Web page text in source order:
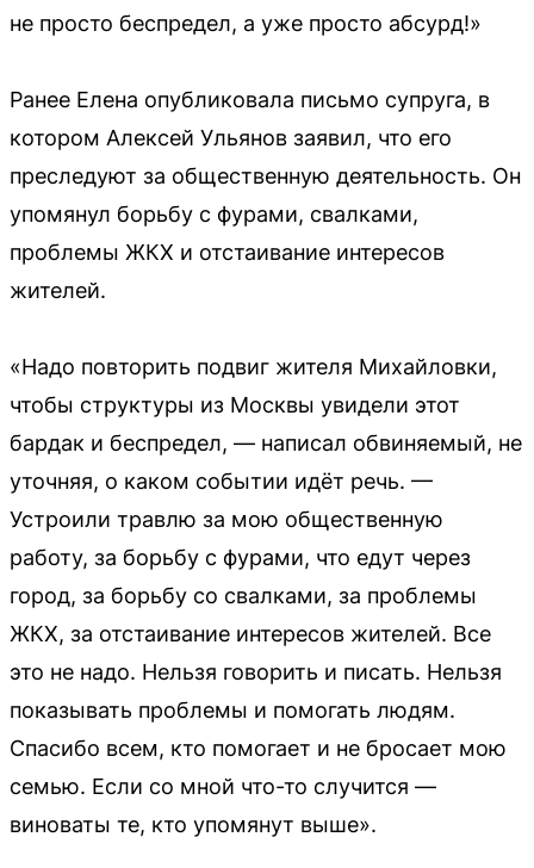
не просто беспредел, а уже просто абсурд!»
Ранее Елена опубликовала письмо супруга, в
котором Алексей Ульянов заявил, что его
преследуют за общественную деятельность. Он
упомянул борьбу с фурами, свалками,
проблемы ЖКХ и отстаивание интересов
жителей.
«Надо повторить подвиг жителя Михайловки,
чтобы структуры из Москвы увидели этот
бардак и беспредел, — написал обвиняемый, не
уточняя, о каком событии идёт речь. —
Устроили травлю за мою общественную
работу, за борьбу с фурами, что едут через
город, за борьбу со свалками, за проблемы
ЖКХ, за отстаивание интересов жителей. Все
это не надо. Нельзя говорить и писать. Нельзя
показывать проблемы и помогать людям.
Спасибо всем, кто помогает и не бросает мою
семью. Если со мной что-то случится —
виноваты те, кто упомянут выше».